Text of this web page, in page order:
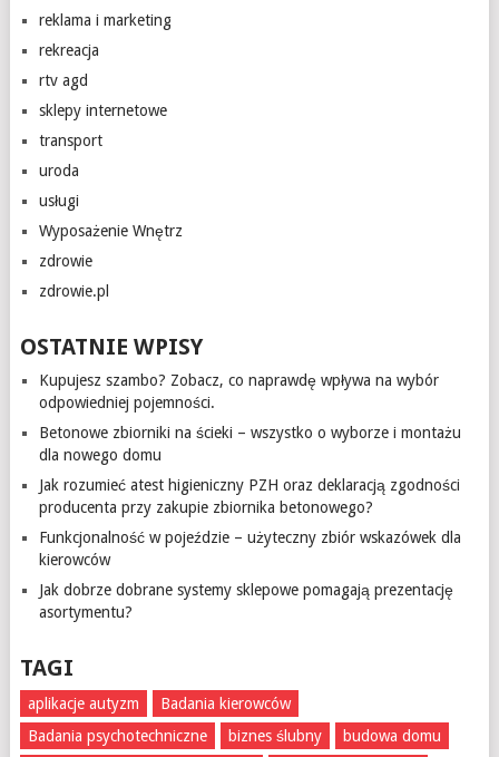
reklama i marketing
rekreacja
rtv agd
sklepy internetowe
transport
uroda
usługi
Wyposażenie Wnętrz
zdrowie
zdrowie.pl
OSTATNIE WPISY
Kupujesz szambo? Zobacz, co naprawdę wpływa na wybór
odpowiedniej pojemności.
Betonowe zbiorniki na ścieki – wszystko o wyborze i montażu
dla nowego domu
Jak rozumieć atest higieniczny PZH oraz deklaracją zgodności
producenta przy zakupie zbiornika betonowego?
Funkcjonalność w pojeździe – użyteczny zbiór wskazówek dla
kierowców
Jak dobrze dobrane systemy sklepowe pomagają prezentację
asortymentu?
TAGI
aplikacje autyzm
Badania kierowców
Badania psychotechniczne
biznes ślubny
budowa domu